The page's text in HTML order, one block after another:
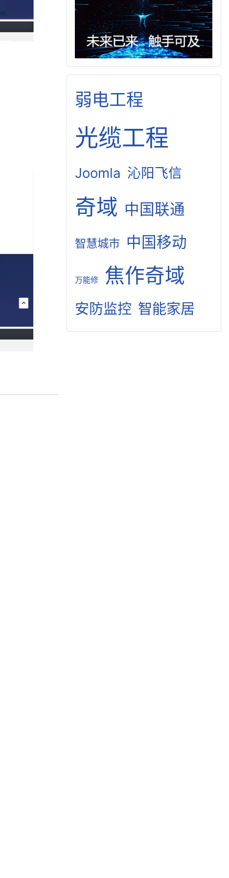
弱电工程
光缆工程
Joomla 沁阳飞信
奇域 中国联通
智慧城市 中国移动
万能修 焦作奇域
安防监控 智能家居